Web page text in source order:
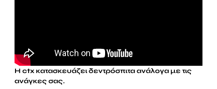
Η ctx κατασκευάζει δεντρόσπιτα ανάλογα με τις
ανάγκες σας.